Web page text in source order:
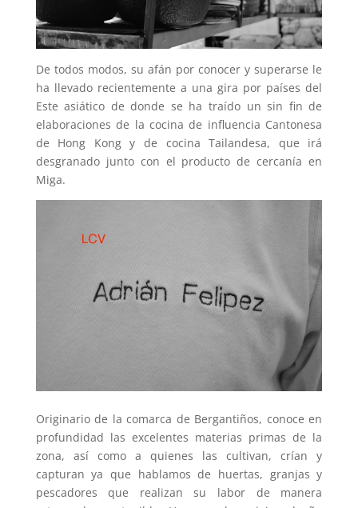
De todos modos, su afán por conocer y superarse le
ha llevado recientemente a una gira por países del
Este asiático de donde se ha traído un sin fin de
elaboraciones de la cocina de influencia Cantonesa
de Hong Kong y de cocina Tailandesa, que irá
desgranado junto con el producto de cercanía en
Miga.
Originario de la comarca de Bergantiños, conoce en
profundidad las excelentes materias primas de la
zona, así como a quienes las cultivan, crían y
capturan ya que hablamos de huertas, granjas y
pescadores que realizan su labor de manera